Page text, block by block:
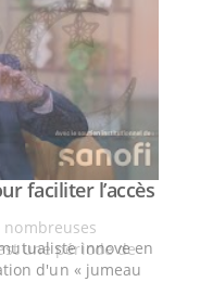
faciliter l’accès
innove en
d'un « jumeau